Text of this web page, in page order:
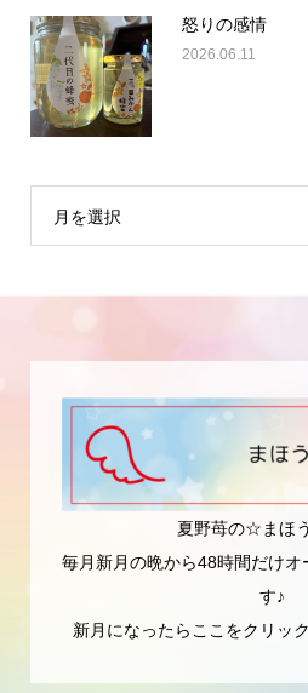
怒りの感情
2026.06.11
月を選択
夏野苺の☆まほ
毎月新月の晩から48時間だけ
す♪
新月になったらここをクリッ